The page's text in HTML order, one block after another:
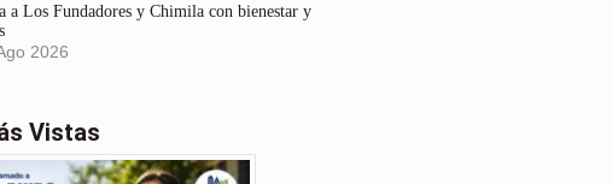
a Los Fundadores y Chimila con bienestar y
2026
Vistas